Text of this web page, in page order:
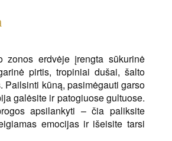
zonos erdvėje įrengta sūkurinė
pirtis, tropiniai dušai, šalto
Pailsinti kūną, pasimėgauti garso
galėsite ir patogiuose gultuose.
apsilankyti – čia paliksite
emocijas ir išeisite tarsi